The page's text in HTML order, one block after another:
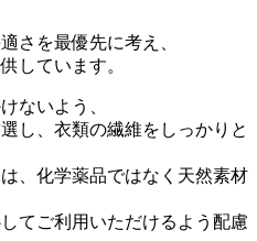
さを最優先に考え、
しています。
ないよう、
し、衣類の繊維をしっかりと
、化学薬品ではなく天然素材
てご利用いただけるよう配慮